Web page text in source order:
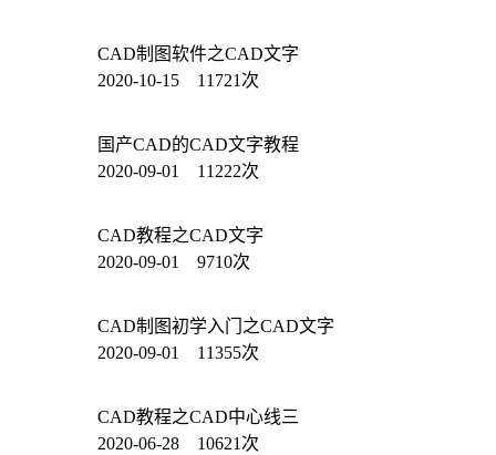
CAD制图软件之CAD文字
2020-10-15 11721次
国产CAD的CAD文字教程
2020-09-01 11222次
CAD教程之CAD文字
2020-09-01 9710次
CAD制图初学入门之CAD文字
2020-09-01 11355次
CAD教程之CAD中心线三
2020-06-28 10621次